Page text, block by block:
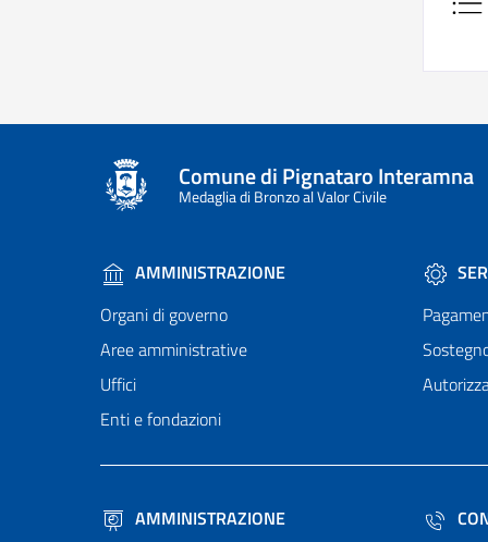
Comune di Pignataro Interamna
Medaglia di Bronzo al Valor Civile
AMMINISTRAZIONE
Organi di governo
Aree amministrative
Uffici
Enti e fondazioni
AMMINISTRAZIONE